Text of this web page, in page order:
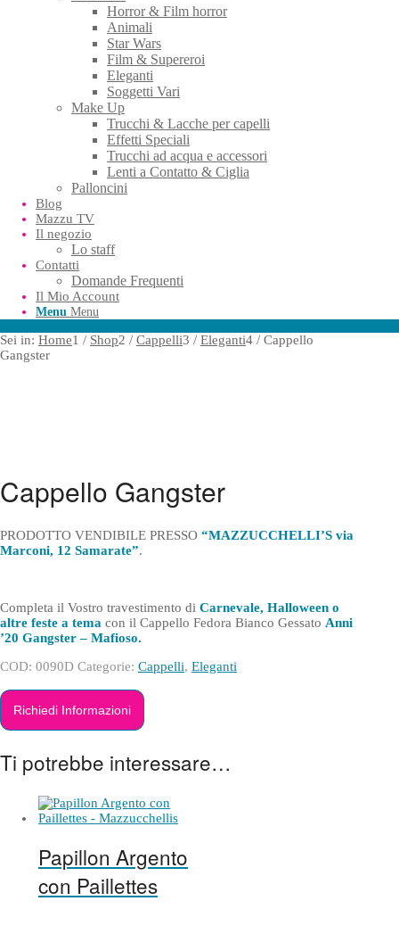
Horror & Film horror
Animali
Star Wars
Film & Supereroi
Eleganti
Soggetti Vari
Make Up
Trucchi & Lacche per capelli
Effetti Speciali
Trucchi ad acqua e accessori
Lenti a Contatto & Ciglia
Palloncini
Blog
Mazzu TV
Il negozio
Lo staff
Contatti
Domande Frequenti
Il Mio Account
Menu Menu
Sei in: Home1 / Shop2 / Cappelli3 / Eleganti4 / Cappello
Gangster
Cappello Gangster
PRODOTTO VENDIBILE PRESSO “MAZZUCCHELLI’S via
Marconi, 12 Samarate”.
Completa il Vostro travestimento di Carnevale, Halloween o
altre feste a tema con il Cappello Fedora Bianco Gessato Anni
’20 Gangster – Mafioso.
COD: 0090D Categorie: Cappelli, Eleganti
Richiedi Informazioni
Ti potrebbe interessare…
Papillon Argento
con Paillettes